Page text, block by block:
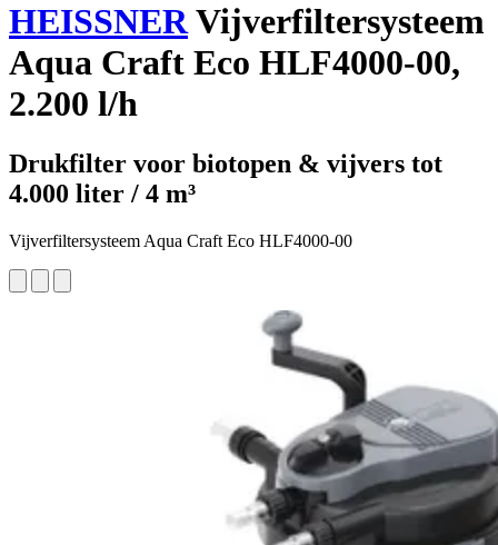
HEISSNERVijverfiltersysteem
Aqua Craft Eco HLF4000-00,
2.200 l/h
Drukfilter voor biotopen & vijvers tot
4.000 liter / 4 m³
Vijverfiltersysteem Aqua Craft Eco HLF4000-00